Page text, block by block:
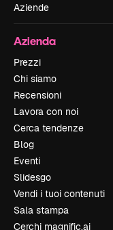
Aziende
Azienda
Prezzi
Chi siamo
Recensioni
Lavora con noi
Cerca tendenze
Blog
Eventi
Slidesgo
Vendi i tuoi contenuti
Sala stampa
Cerchi magnific.ai